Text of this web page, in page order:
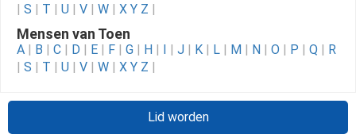
| S | T | U | V | W | X Y Z |
Mensen van Toen
A | B | C | D | E | F | G | H | I | J | K | L | M | N | O | P | Q | R
| S | T | U | V | W | X Y Z |
Lid worden